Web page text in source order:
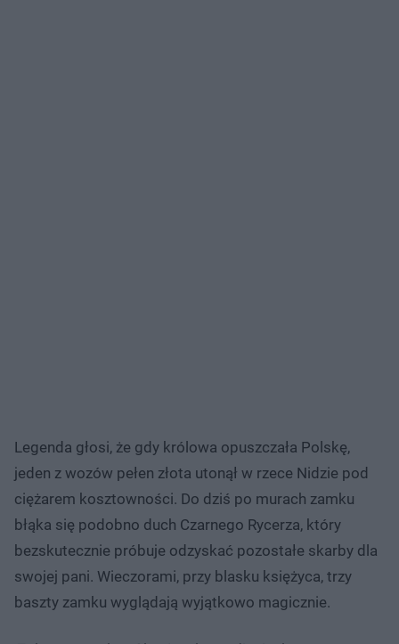
Legenda głosi, że gdy królowa opuszczała Polskę,
jeden z wozów pełen złota utonął w rzece Nidzie pod
ciężarem kosztowności. Do dziś po murach zamku
błąka się podobno duch Czarnego Rycerza, który
bezskutecznie próbuje odzyskać pozostałe skarby dla
swojej pani. Wieczorami, przy blasku księżyca, trzy
baszty zamku wyglądają wyjątkowo magicznie.